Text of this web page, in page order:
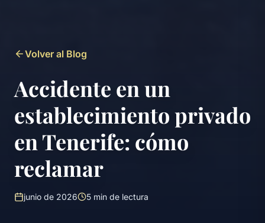
Volver al Blog
Accidente en un
establecimiento privado
en Tenerife: cómo
reclamar
junio de 2026 5 min de lectura